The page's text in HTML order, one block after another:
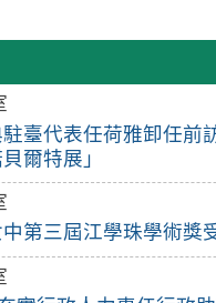
駐臺代表任荷雅卸任
爾特展」
中第三屆江學珠學術獎